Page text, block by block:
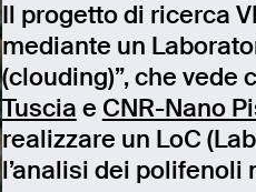
Il progetto di ricerca
mediante un
(clouding)”, che vede
Tuscia e CNR-Nano
realizzare un LoC
l’analisi dei polifenoli